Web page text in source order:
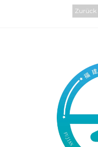
Zurück